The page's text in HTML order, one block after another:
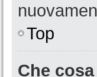
Top
Che